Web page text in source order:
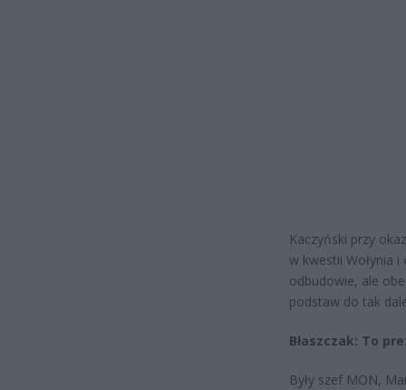
Kaczyński przy
w kwestii Wołynia i
odbudowie, ale
podstaw do tak
Błaszczak: To
Były szef MON,